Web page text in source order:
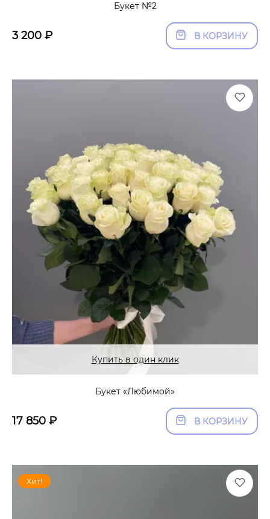
Букет №2
3 200 ₽ В КОРЗИНУ
Купить в один клик
Букет «Любимой»
17 850 ₽ В КОРЗИНУ
Хит!